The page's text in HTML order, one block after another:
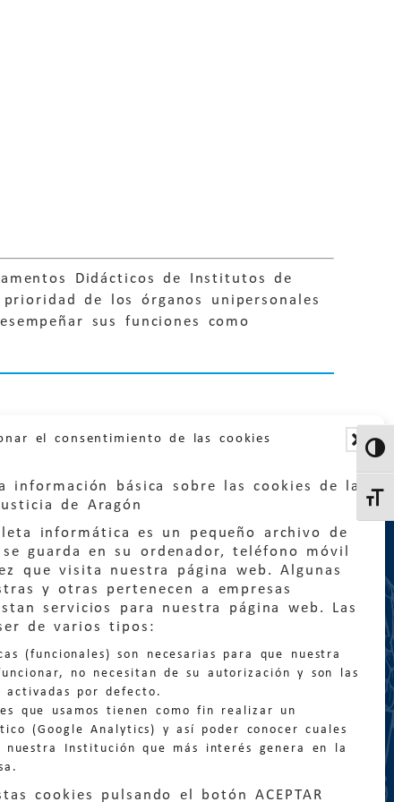
el consentimiento de las cookies
información básica sobre las cookies de la
de Aragón
informática es un pequeño archivo de
guarda en su ordenador, teléfono móvil
que visita nuestra página web. Algunas
y otras pertenecen a empresas
servicios para nuestra página web. Las
de varios tipos:
(funcionales) son necesarias para que nuestra
no necesitan de su autorización y son las
activadas por defecto.
que usamos tienen como fin realizar un
(Google Analytics) y así poder conocer cuales
nuestra Institución que más interés genera en la
cookies pulsando el botón ACEPTAR
Didácticos de Institutos de
de los órganos unipersonales
sus funciones como
quejas@eljusticiadearagon.es
general:
900 210 210/ 976 399 354